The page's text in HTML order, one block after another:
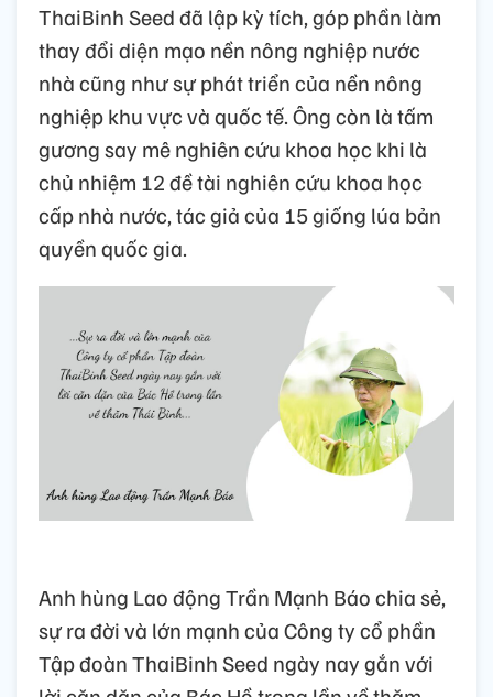
ThaiBinh Seed đã lập kỳ tích, góp phần làm
thay đổi diện mạo nền nông nghiệp nước
nhà cũng như sự phát triển của nền nông
nghiệp khu vực và quốc tế. Ông còn là tấm
gương say mê nghiên cứu khoa học khi là
chủ nhiệm 12 đề tài nghiên cứu khoa học
cấp nhà nước, tác giả của 15 giống lúa bản
quyền quốc gia.
Anh hùng Lao động Trần Mạnh Báo chia sẻ,
sự ra đời và lớn mạnh của Công ty cổ phần
Tập đoàn ThaiBinh Seed ngày nay gắn với